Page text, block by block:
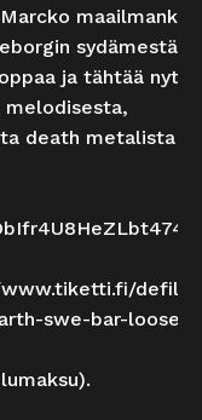
sydämestä.
ja tähtää nyt
melodisesta,
death metalista
swe-bar-loose-